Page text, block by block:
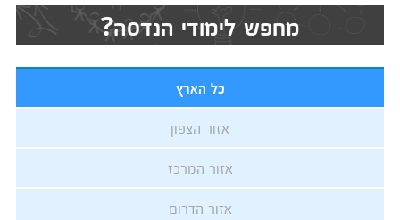
מחפש לימודי הנדסה?
כל הארץ
אזור הצפון
אזור המרכז
אזור הדרום